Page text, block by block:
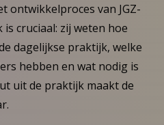
ontwikkelproces van JGZ-
cruciaal: zij weten hoe
dagelijkse praktijk, welke
hebben en wat nodig is
uit de praktijk maakt de